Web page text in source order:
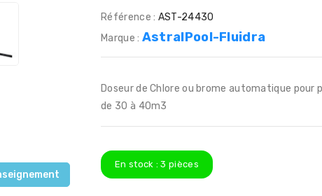
Référence : AST-24430
Marque : AstralPool-Fluidra
Doseur de Chlore ou brome automatique pour
de 30 à 40m3
En stock :3 pièces